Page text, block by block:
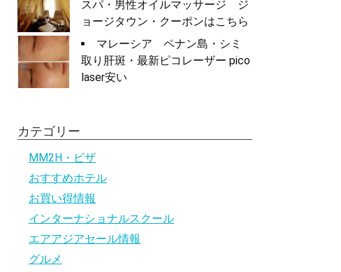
スパ・男性オイルマッサージ ジ
ョージタウン・クーポンはこちら
マレーシア ペナン島・シミ
取り肝斑・最新ピコレーザー pico
laser安い
カテゴリー
MM2H・ビザ
おすすめホテル
お買い得情報
インターナショナルスクール
エアアジアセール情報
グルメ